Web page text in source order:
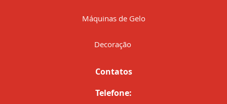
Máquinas de Gelo
Decoração
Contatos
Telefone: